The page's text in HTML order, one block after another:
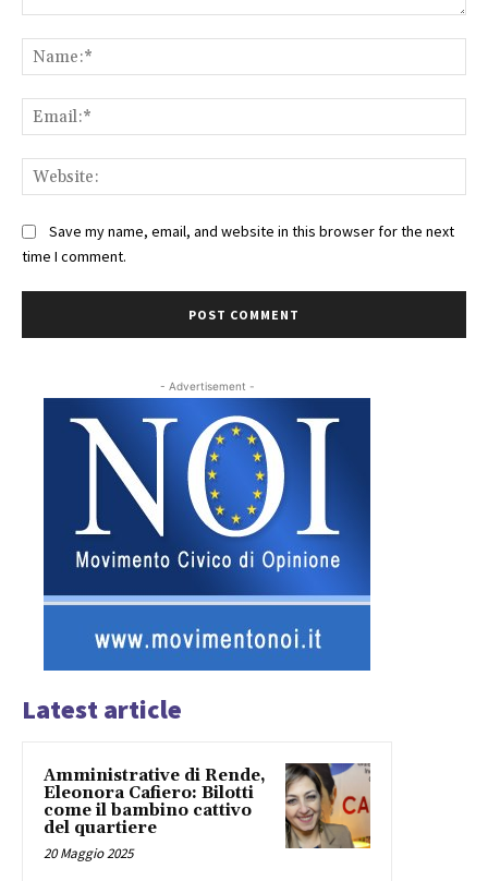
Save my name, email, and website in this browser for the next
time I comment.
- Advertisement -
Latest article
Amministrative di Rende,
Eleonora Cafiero: Bilotti
come il bambino cattivo
del quartiere
20 Maggio 2025